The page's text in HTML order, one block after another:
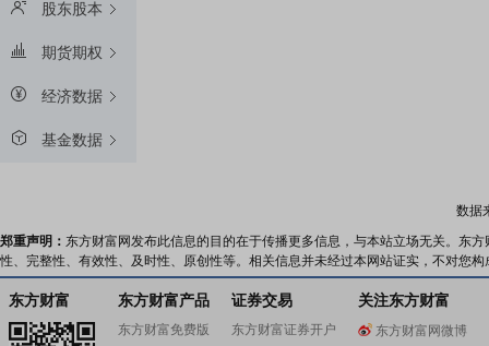
股东股本
期货期权
经济数据
基金数据
数据
郑重声明： 东方财富网发布此信息的目的在于传播更多信息，与本站立场无关。东
性、完整性、有效性、及时性、原创性等。相关信息并未经过本网站证实，不对您
东方财富 东方财富产品
东方财富免费版
证券交易
东方财富证券开户
关注东方财富
东方财富网微博